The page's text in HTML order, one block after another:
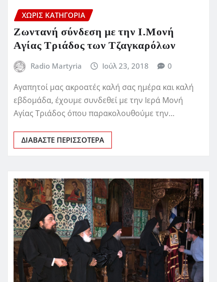
ΧΩΡΊΣ ΚΑΤΗΓΟΡΊΑ
Ζωντανή σύνδεση με την Ι.Μονή
Αγίας Τριάδος των Τζαγκαρόλων
Radio Martyria Ιούλ 23, 2018 0
Αγαπητοί μας ακροατές καλή σας ημέρα και καλή
εβδομάδα, έχουμε συνδεθεί με την Ιερά Μονή
Αγίας Τριάδος όπου παρακολουθούμε την…
ΔΙΑΒΆΣΤΕ ΠΕΡΙΣΣΌΤΕΡΑ